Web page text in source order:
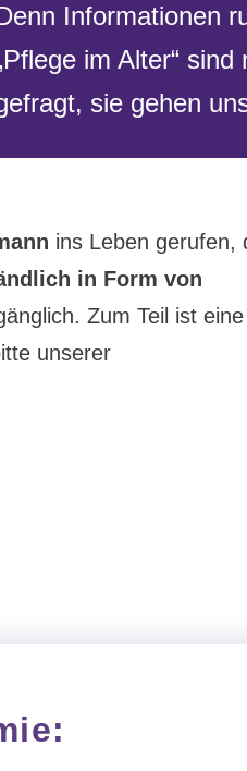
Informationen
im Alter“
sie gehen
ins Leben gerufen,
in Form von
Zum Teil ist eine
unserer